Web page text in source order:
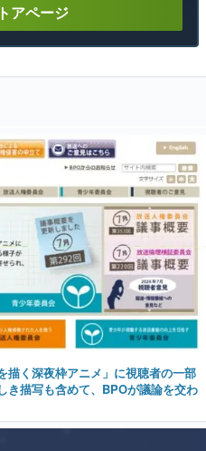
アページ
描く深夜枠アニメ」に視聴者の一部
き描写も含めて、BPOが議論を交わ